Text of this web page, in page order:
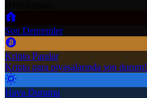
Son Depremler
Kripto Paralar
Kripto para piyasalarında son durum!
Hava Durumu